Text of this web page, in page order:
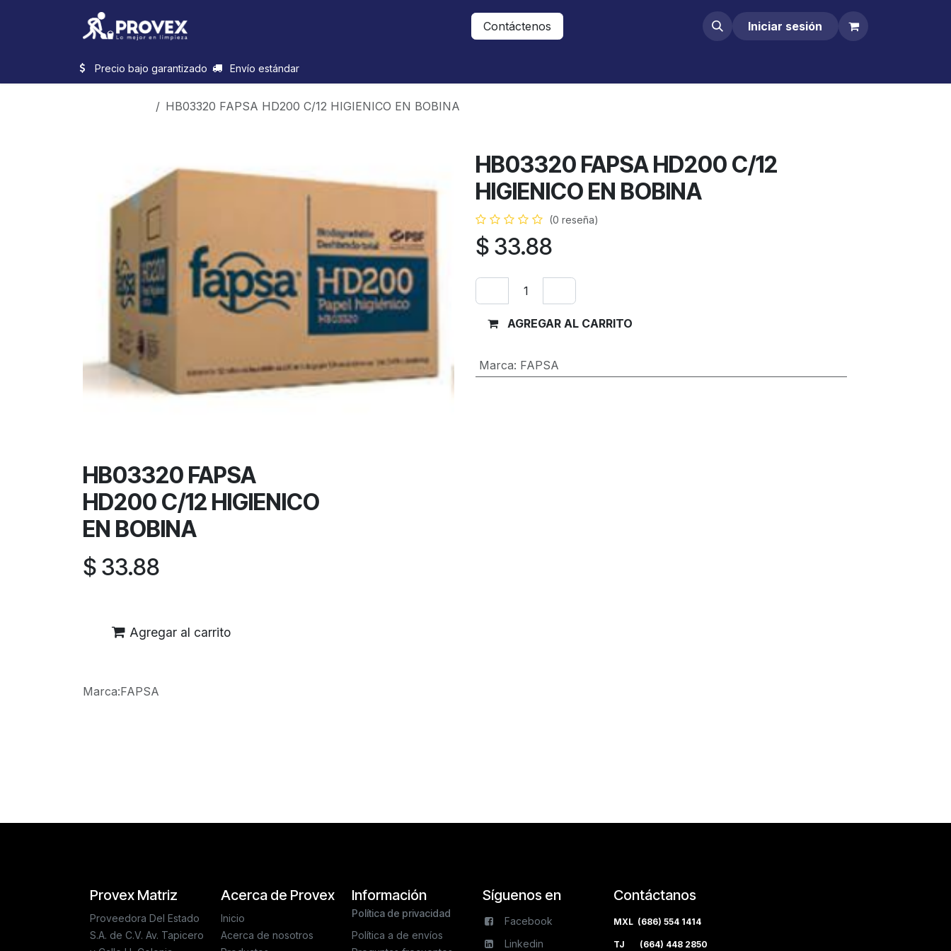
Contáctenos Iniciar sesión
Precio bajo garantizado Envío estándar
HB03320 FAPSA HD200 C/12 HIGIENICO EN BOBINA
HB03320 FAPSA HD200 C/12
HIGIENICO EN BOBINA
(0 reseña)
$ 33.88
AGREGAR AL CARRITO
Marca: FAPSA
HB03320 FAPSA
HD200 C/12 HIGIENICO
EN BOBINA
$ 33.88
Agregar al carrito
Marca:FAPSA
Acerca de Provex
Inicio
Acerca de nosotros
Síguenos en
Facebook
Linkedin
Provex Matriz
Proveedora Del Estado
S.A. de C.V. Av. Tapicero
Información
Política de privacidad
Política a de envíos
Contáctanos
MXL (686) 554 1414
TJ (664) 448 2850